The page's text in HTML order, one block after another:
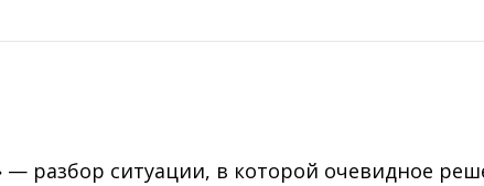
— разбор ситуации, в которой очевидное